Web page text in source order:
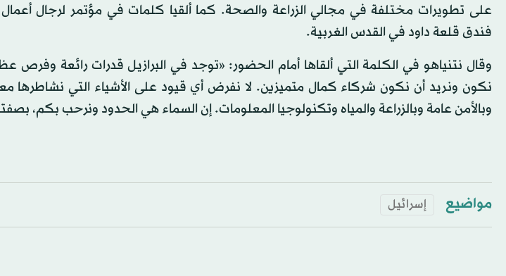
على تطويرات مختلفة في مجالي الزراعة والصحة. كما ألقيا كلمات في مؤتمر لرجال أعمال
فندق قلعة داود في القدس الغربية.
وقال نتنياهو في الكلمة التي ألقاها أمام الحضور: «توجد في البرازيل قدرات رائعة وفرص
نكون ونريد أن نكون شركاء كمال متميزين. لا نفرض أي قيود على الأشياء التي نشاطرها
وبالأمن عامة وبالزراعة والمياه وتكنولوجيا المعلومات. إن السماء هي الحدود ونرحب بكم،
مواضيع إسرائيل